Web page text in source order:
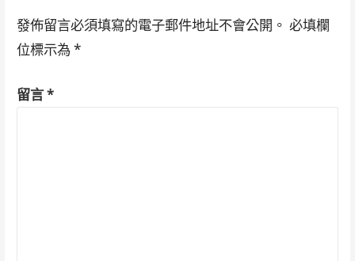
發佈留言必須填寫的電子郵件地址不會公開。 必填欄
位標示為 *
留言*